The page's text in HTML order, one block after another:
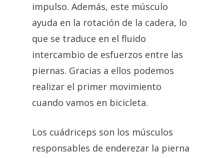
impulso. Además, este músculo
ayuda en la rotación de la cadera, lo
que se traduce en el fluido
intercambio de esfuerzos entre las
piernas. Gracias a ellos podemos
realizar el primer movimiento
cuando vamos en bicicleta.
Los cuádriceps son los músculos
responsables de enderezar la pierna